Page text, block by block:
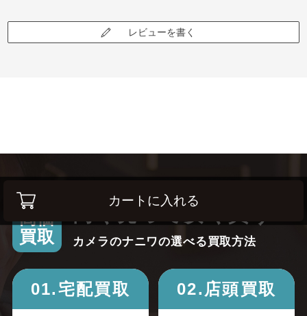
カートに入れる
レビューを書く
高価
買取
高く売って安く買う！
カメラのナニワの選べる買取方法
01.宅配買取 02.店頭買取